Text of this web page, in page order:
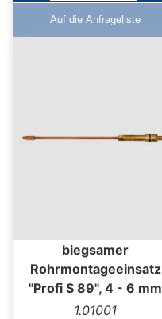
Auf die Anfrageliste
biegsamer
Rohrmontageeinsatz
"Profi S 89", 4 - 6 mm
1.01001